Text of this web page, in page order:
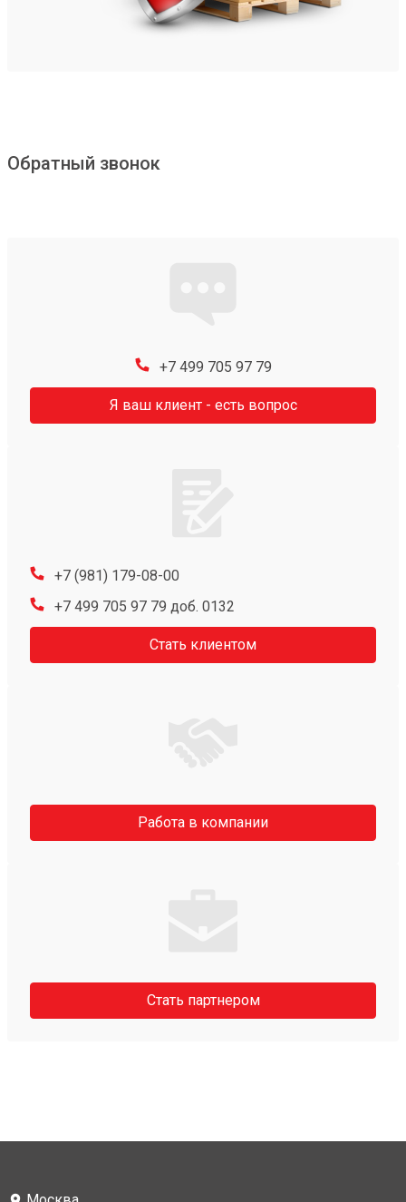
Обратный звонок
+7 499 705 97 79
Я ваш клиент - есть вопрос
+7 (981) 179-08-00
+7 499 705 97 79 доб. 0132
Стать клиентом
Работа в компании
Стать партнером